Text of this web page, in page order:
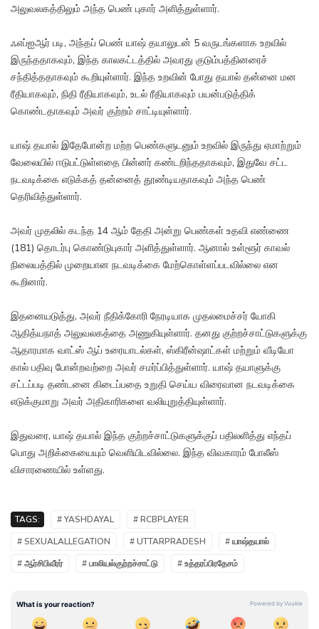
அலுவலகத்திலும் அந்த பெண் புகார் அளித்துள்ளார்.
ஃஎப்ஐஆர் படி, அந்தப் பெண் யாஷ் தயாலுடன் 5 வருடங்களாக உறவில்
இருந்ததாகவும், இந்த காலகட்டத்தில் அவரது குடும்பத்தினரைச்
சந்தித்ததாகவும் கூறியுள்ளார். இந்த உறவின் போது தயால் தன்னை மன
ரீதியாகவும், நிதி ரீதியாகவும், உடல் ரீதியாகவும் பயன்படுத்திக்
கொண்டதாகவும் அவர் குற்றம் சாட்டியுள்ளார்.
யாஷ் தயால் இதேபோன்ற மற்ற பெண்களுடனும் உறவில் இருந்து ஏமாற்றும்
வேலையில் ஈடுபட்டுள்ளதை பின்னர் கண்டறிந்ததாகவும், இதுவே சட்ட
நடவடிக்கை எடுக்கத் தன்னைத் தூண்டியதாகவும் அந்த பெண்
தெரிவித்துள்ளார்.
அவர் முதலில் கடந்த 14 ஆம் தேதி அன்று பெண்கள் உதவி எண்ணை
(181) தொடர்பு கொண்டுபுகார் அளித்துள்ளார். ஆனால் உள்ளூர் காவல்
நிலையத்தில் முறையான நடவடிக்கை மேற்கொள்ளப்படவில்லை என
கூறினார்.
இதனையடுத்து, அவர் நீதிக்கோரி நேரடியாக முதலமைச்சர் யோகி
ஆதித்யநாத் அலுவலகத்தை அணுகியுள்ளார். தனது குற்றச்சாட்டுகளுக்கு
ஆதாரமாக வாட்ஸ் ஆப் உரையாடல்கள், ஸ்கிரீன்ஷாட்கள் மற்றும் வீடியோ
கால் பதிவு போன்றவற்றை அவர் சமர்ப்பித்துள்ளார். யாஷ் தயாளுக்கு
சட்டப்படி தண்டனை கிடைப்பதை உறுதி செய்ய விரைவான நடவடிக்கை
எடுக்குமாறு அவர் அதிகாரிகளை வலியுறுத்தியுள்ளார்.
இதுவரை, யாஷ் தயால் இந்த குற்றச்சாட்டுகளுக்குப் பதிலளித்து எந்தப்
பொது அறிக்கையையும் வெளியிடவில்லை. இந்த விவகாரம் போலீஸ்
விசாரணையில் உள்ளது.
TAGS: # YASHDAYAL
# RCBPLAYER
# SEXUALALLEGATION
# UTTARPRADESH
# யாஷ்தயால்
# ஆர்சிபிவீரர்
# பாலியல்குற்றச்சாட்டு # உத்தரப்பிரதேசம்